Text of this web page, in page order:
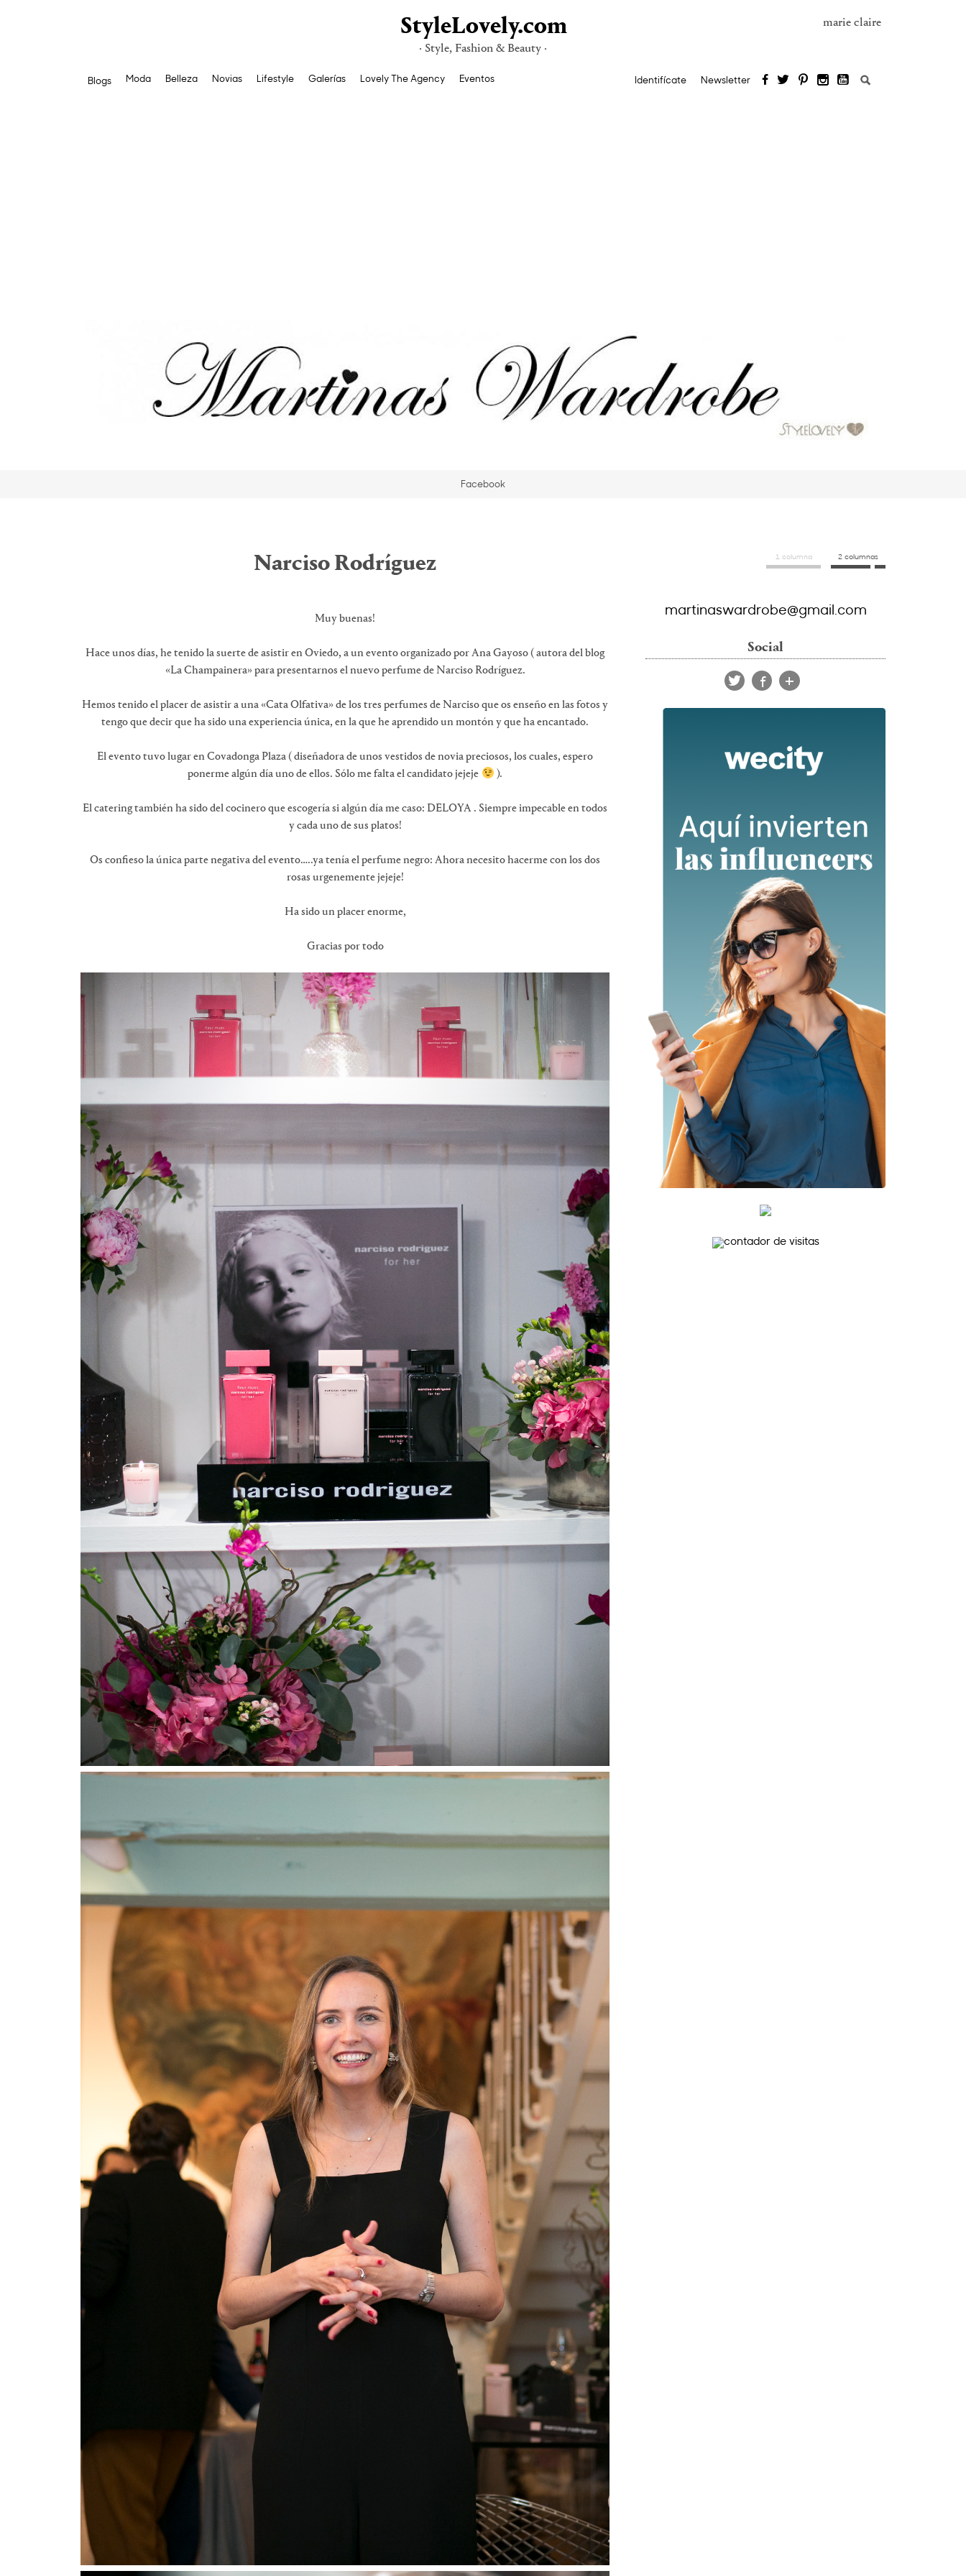
StyleLovely.com
· Style, Fashion & Beauty ·
marie claire
Blogs Moda Belleza Novias Lifestyle Galerías Lovely The Agency Eventos Identifícate Newsletter Buscar:
Facebook
Narciso Rodríguez
Muy buenas!
Hace unos días, he tenido la suerte de asistir en Oviedo, a un evento organizado por Ana Gayoso ( autora del blog
«La Champainera» para presentarnos el nuevo perfume de Narciso Rodríguez.
Hemos tenido el placer de asistir a una «Cata Olfativa» de los tres perfumes de Narciso que os enseño en las fotos y
tengo que decir que ha sido una experiencia única, en la que he aprendido un montón y que ha encantado.
El evento tuvo lugar en Covadonga Plaza ( diseñadora de unos vestidos de novia preciosos, los cuales, espero
ponerme algún día uno de ellos. Sólo me falta el candidato jejeje
).
El catering también ha sido del cocinero que escogería si algún día me caso: DELOYA . Siempre impecable en todos
y cada uno de sus platos!
Os confieso la única parte negativa del evento…..ya tenía el perfume negro: Ahora necesito hacerme con los dos
rosas urgenemente jejeje!
Ha sido un placer enorme,
Gracias por todo
1 columna 2 columnas
martinaswardrobe@gmail.com
Social